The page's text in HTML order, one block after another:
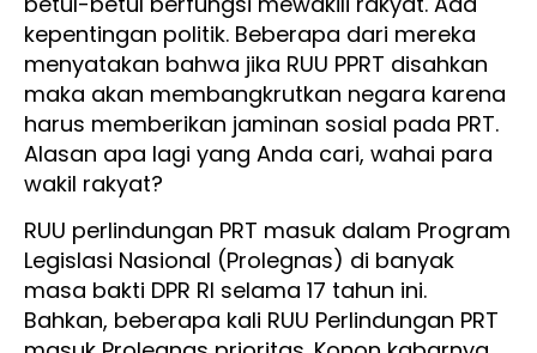
kepentingan politik. Beberapa dari mereka
menyatakan bahwa jika RUU PPRT disahkan
maka akan membangkrutkan negara karena
harus memberikan jaminan sosial pada PRT.
Alasan apa lagi yang Anda cari, wahai para
wakil rakyat?
RUU perlindungan PRT masuk dalam Program
Legislasi Nasional (Prolegnas) di banyak
masa bakti DPR RI selama 17 tahun ini.
Bahkan, beberapa kali RUU Perlindungan PRT